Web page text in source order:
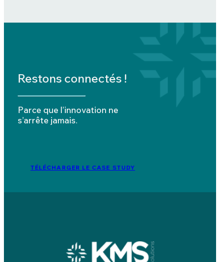
Restons connectés !
Parce que l’innovation ne
s’arrête jamais.
TÉLÉCHARGER LE CASE STUDY